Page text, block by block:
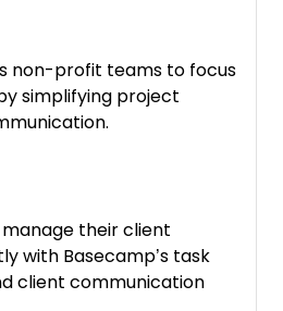
non-profit teams to focus
simplifying project
their client
with Basecamp’s task
client communication